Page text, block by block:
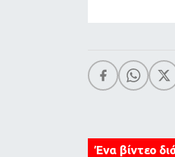
Ένα βίντεο